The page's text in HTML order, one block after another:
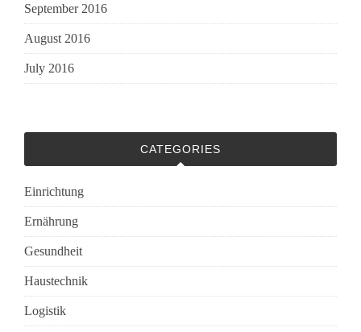
September 2016
August 2016
July 2016
CATEGORIES
Einrichtung
Ernährung
Gesundheit
Haustechnik
Logistik